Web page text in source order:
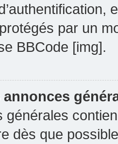
par un
BBCode [img].
générales
dès que